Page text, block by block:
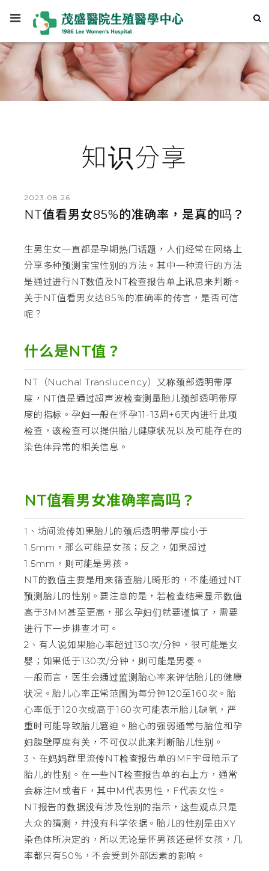
知识分享
2023.08.26
NT值看男女85%的准确率，是真的吗？
生男生女一直都是孕期热门话题，人们经常在网络上
分享多种预测宝宝性别的方法。其中一种流行的方法
是通过进行NT数值及NT检查报告单上讯息来判断。
关于NT值看男女达85%的准确率的传言，是否可信
呢？
什么是NT值？
NT（Nuchal Translucency）又称颈部透明带厚
度，NT值是通过超声波检查测量胎儿颈部透明带厚
度的指标。孕妇一般在怀孕11-13周+6天内进行此项
检查，该检查可以提供胎儿健康状况以及可能存在的
染色体异常的相关信息。
NT值看男女准确率高吗？
1、坊间流传如果胎儿的颈后透明带厚度小于
1.5mm，那么可能是女孩；反之，如果超过
1.5mm，则可能是男孩。
NT的数值主要是用来筛查胎儿畸形的，不能通过NT
预测胎儿的性别。要注意的是，若检查结果显示数值
高于3MM甚至更高，那么孕妇们就要谨慎了，需要
进行下一步排查才可。
2、有人说如果胎心率超过130次/分钟，很可能是女
婴；如果低于130次/分钟，则可能是男婴。
一般而言，医生会通过监测胎心率来评估胎儿的健康
状况。胎儿心率正常范围为每分钟120至160次。胎
心率低于120次或高于160次可能表示胎儿缺氧，严
重时可能导致胎儿窘迫。胎心的强弱通常与胎位和孕
妇腹壁厚度有关，不可仅以此来判断胎儿性别。
3、在妈妈群里流传NT检查报告单的MF宇母暗示了
胎儿的性别。在一些NT检查报告单的右上方，通常
会标注M或者F，其中M代表男性，F代表女性。
NT报告的数据没有涉及性别的指示，这些观点只是
大众的猜测，并没有科学依据。胎儿的性别是由XY
染色体所决定的，所以无论是怀男孩还是怀女孩，几
率都只有50%，不会受到外部因素的影响。